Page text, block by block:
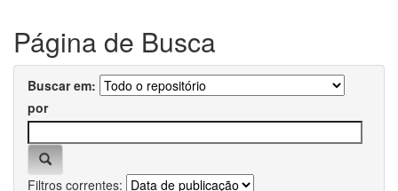
Página de Busca
Buscar em:
por
Filtros correntes: